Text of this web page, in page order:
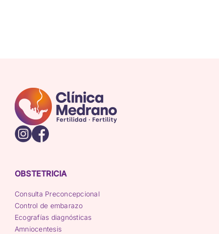
OBSTETRICIA
Consulta Preconcepcional
Control de embarazo
Ecografías diagnósticas
Amniocentesis